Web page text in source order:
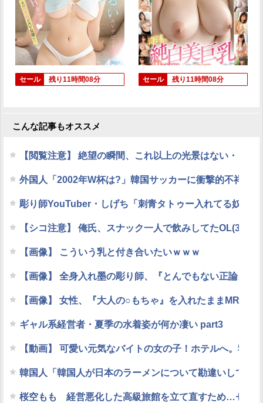
セール 残り11時間08分 セール 残り11時間08分
こんな記事もオススメ
【閲覧注意】 絶望の瞬間、これ以上の光景はない・・・
外国人「2002年W杯は?」韓国サッカーに衝撃的不祥事
彫り師YouTuber・しげち「刺青タトゥー入れてる奴は
【シコ注意】 俺氏、スナック一人で飲みしてたOL(35)
【画像】 こういう乳と付き合いたいｗｗｗ
【画像】 全身入れ墨の彫り師、『とんでもない正論』
【画像】 女性、『大人の○もちゃ』を入れたままMRI検
ギャル系経営者・夏季の水着姿が何か凄い part3
【動画】 可愛い元気なバイトの女の子！ホテルへ。寝
韓国人「韓国人が日本のラーメンについて勘違いして
桜空もも 経営悪化した高級旅館を立て直すため…セッ